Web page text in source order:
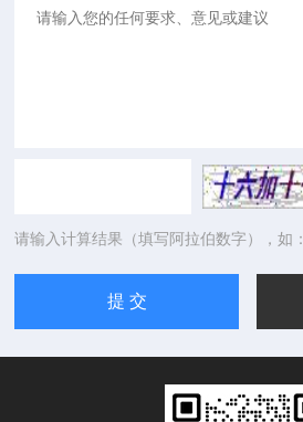
请输入计算结果（填写阿拉伯数字），如